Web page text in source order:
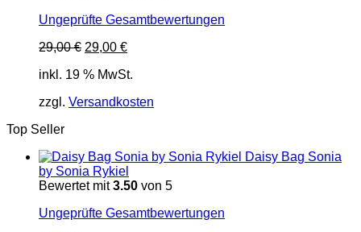
Ungeprüfte Gesamtbewertungen
29,00€ Ursprünglicher
war:
29,00 €Aktueller
ist:
inkl. 19 % MwSt.
zzgl. Versandkosten
Top Seller
Daisy Bag Sonia
by Sonia Rykiel
Bewertet mit3.50 von 5
Ungeprüfte Gesamtbewertungen